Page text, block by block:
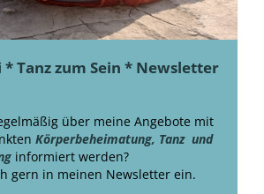
* Tanz zum Sein * Newsletter
über meine Angebote mit
Körperbeheimatung, Tanz und
informiert werden?
gern in meinen Newsletter ein.